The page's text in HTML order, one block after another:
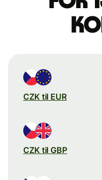
CZK til EUR
CZK til GBP